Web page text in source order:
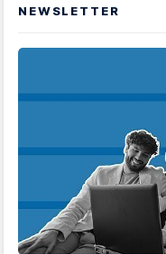
NEWSLETTER